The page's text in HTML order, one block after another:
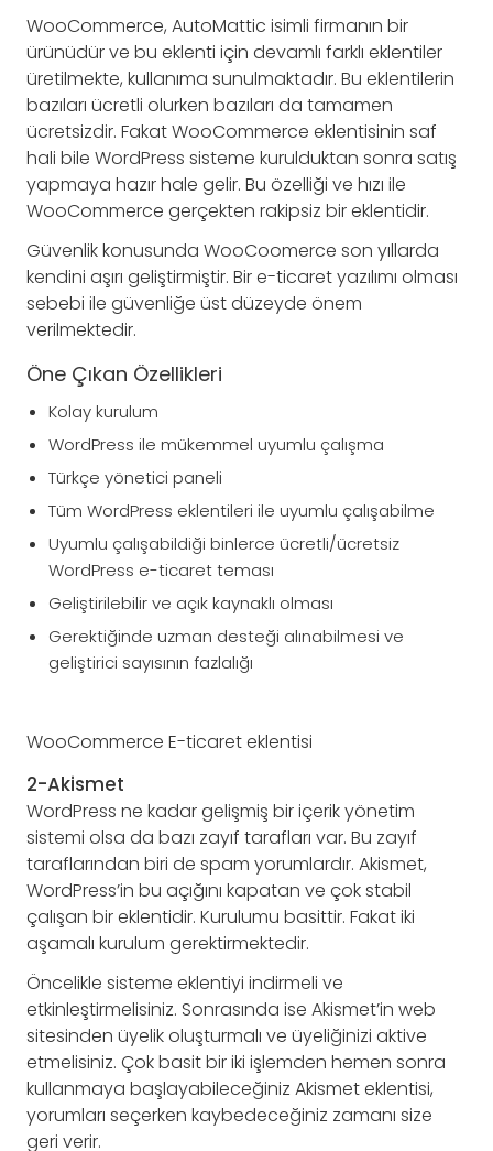
WooCommerce, AutoMattic isimli firmanın bir
ürünüdür ve bu eklenti için devamlı farklı eklentiler
üretilmekte, kullanıma sunulmaktadır. Bu eklentilerin
bazıları ücretli olurken bazıları da tamamen
ücretsizdir. Fakat WooCommerce eklentisinin saf
hali bile WordPress sisteme kurulduktan sonra satış
yapmaya hazır hale gelir. Bu özelliği ve hızı ile
WooCommerce gerçekten rakipsiz bir eklentidir.
Güvenlik konusunda WooCoomerce son yıllarda
kendini aşırı geliştirmiştir. Bir e-ticaret yazılımı olması
sebebi ile güvenliğe üst düzeyde önem
verilmektedir.
Öne Çıkan Özellikleri
Kolay kurulum
WordPress ile mükemmel uyumlu çalışma
Türkçe yönetici paneli
Tüm WordPress eklentileri ile uyumlu çalışabilme
Uyumlu çalışabildiği binlerce ücretli/ücretsiz
WordPress e-ticaret teması
Geliştirilebilir ve açık kaynaklı olması
Gerektiğinde uzman desteği alınabilmesi ve
geliştirici sayısının fazlalığı
WooCommerce E-ticaret eklentisi
2-Akismet
WordPress ne kadar gelişmiş bir içerik yönetim
sistemi olsa da bazı zayıf tarafları var. Bu zayıf
taraflarından biri de spam yorumlardır. Akismet,
WordPress’in bu açığını kapatan ve çok stabil
çalışan bir eklentidir. Kurulumu basittir. Fakat iki
aşamalı kurulum gerektirmektedir.
Öncelikle sisteme eklentiyi indirmeli ve
etkinleştirmelisiniz. Sonrasında ise Akismet’in web
sitesinden üyelik oluşturmalı ve üyeliğinizi aktive
etmelisiniz. Çok basit bir iki işlemden hemen sonra
kullanmaya başlayabileceğiniz Akismet eklentisi,
yorumları seçerken kaybedeceğiniz zamanı size
geri verir.